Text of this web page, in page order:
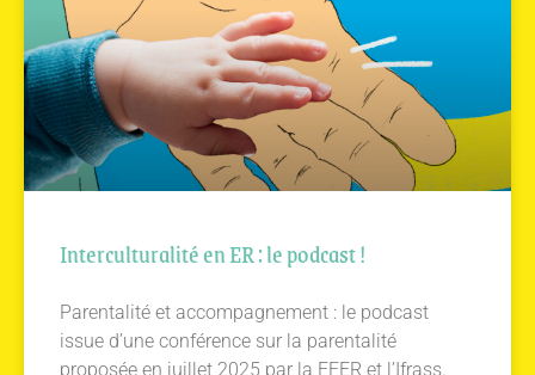
Interculturalité en ER : le podcast !
Parentalité et accompagnement : le podcast
issue d’une conférence sur la parentalité
proposée en juillet 2025 par la FFER et l’Ifrass.